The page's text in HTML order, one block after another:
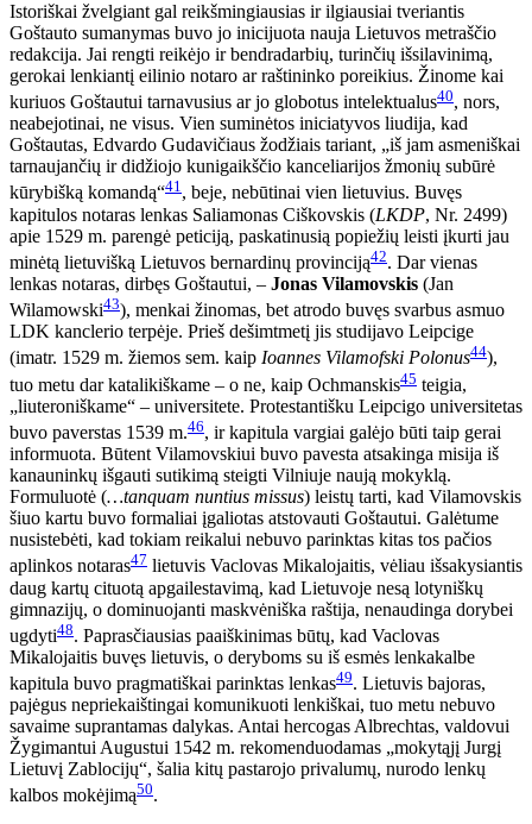
Istoriškai žvelgiant gal reikšmingiausias ir ilgiausiai tveriantis
Goštauto sumanymas buvo jo inicijuota nauja Lietuvos metraščio
redakcija. Jai rengti reikėjo ir bendradarbių, turinčių išsilavinimą,
gerokai lenkiantį eilinio notaro ar raštininko poreikius. Žinome kai
kuriuos Goštautui tarnavusius ar jo globotus intelektualus40, nors,
neabejotinai, ne visus. Vien suminėtos iniciatyvos liudija, kad
Goštautas, Edvardo Gudavičiaus žodžiais tariant, „iš jam asmeniškai
tarnaujančių ir didžiojo kunigaikščio kanceliarijos žmonių subūrė
kūrybišką komandą“41, beje, nebūtinai vien lietuvius. Buvęs
kapitulos notaras lenkas Saliamonas Ciškovskis (LKDP, Nr. 2499)
apie 1529 m. parengė peticiją, paskatinusią popiežių leisti įkurti jau
minėtą lietuvišką Lietuvos bernardinų provinciją42. Dar vienas
lenkas notaras, dirbęs Goštautui, – Jonas Vilamovskis (Jan
Wilamowski43), menkai žinomas, bet atrodo buvęs svarbus asmuo
LDK kanclerio terpėje. Prieš dešimtmetį jis studijavo Leipcige
(imatr. 1529 m. žiemos sem. kaip Ioannes Vilamofski Polonus44),
tuo metu dar katalikiškame – o ne, kaip Ochmanskis45 teigia,
„liuteroniškame“ – universitete. Protestantišku Leipcigo universitetas
buvo paverstas 1539 m.46, ir kapitula vargiai galėjo būti taip gerai
informuota. Būtent Vilamovskiui buvo pavesta atsakinga misija iš
kanauninkų išgauti sutikimą steigti Vilniuje naują mokyklą.
Formuluotė (…tanquam nuntius missus) leistų tarti, kad Vilamovskis
šiuo kartu buvo formaliai įgaliotas atstovauti Goštautui. Galėtume
nusistebėti, kad tokiam reikalui nebuvo parinktas kitas tos pačios
aplinkos notaras47 lietuvis Vaclovas Mikalojaitis, vėliau išsakysiantis
daug kartų cituotą apgailestavimą, kad Lietuvoje nesą lotyniškų
gimnazijų, o dominuojanti maskvėniška raštija, nenaudinga dorybei
ugdyti48. Paprasčiausias paaiškinimas būtų, kad Vaclovas
Mikalojaitis buvęs lietuvis, o deryboms su iš esmės lenkakalbe
kapitula buvo pragmatiškai parinktas lenkas49. Lietuvis bajoras,
pajėgus nepriekaištingai komunikuoti lenkiškai, tuo metu nebuvo
savaime suprantamas dalykas. Antai hercogas Albrechtas, valdovui
Žygimantui Augustui 1542 m. rekomenduodamas „mokytąjį Jurgį
Lietuvį Zablocijų“, šalia kitų pastarojo privalumų, nurodo lenkų
kalbos mokėjimą50.